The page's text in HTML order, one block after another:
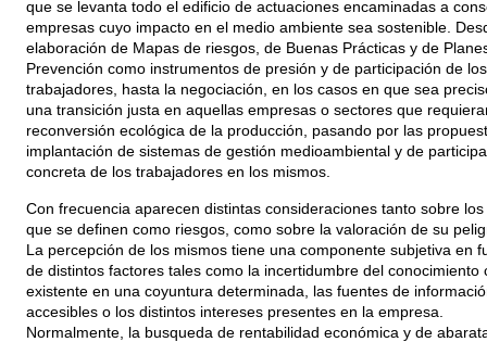
que se levanta todo el edificio de actuaciones encaminadas a
empresas cuyo impacto en el medio ambiente sea sostenible.
elaboración de Mapas de riesgos, de Buenas Prácticas y de
Prevención como instrumentos de presión y de participación de los
trabajadores, hasta la negociación, en los casos en que sea
una transición justa en aquellas empresas o sectores que
reconversión ecológica de la producción, pasando por las
implantación de sistemas de gestión medioambiental y de
concreta de los trabajadores en los mismos.
Con frecuencia aparecen distintas consideraciones tanto sobre
que se definen como riesgos, como sobre la valoración de su
La percepción de los mismos tiene una componente subjetiva en
de distintos factores tales como la incertidumbre del conocimiento
existente en una coyuntura determinada, las fuentes de
accesibles o los distintos intereses presentes en la empresa.
Normalmente, la busqueda de rentabilidad económica y de